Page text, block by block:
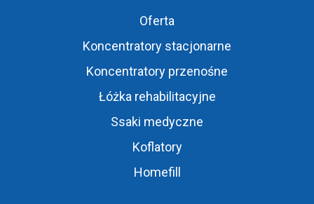
Oferta
Koncentratory stacjonarne
Koncentratory przenośne
Łóżka rehabilitacyjne
Ssaki medyczne
Koflatory
Homefill